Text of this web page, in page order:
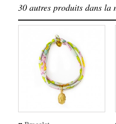
30 autres produits dans la